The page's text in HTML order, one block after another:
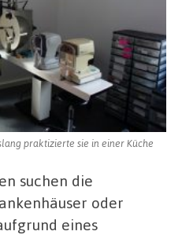
praktizierte sie in einer Küche
suchen die
oder
eines